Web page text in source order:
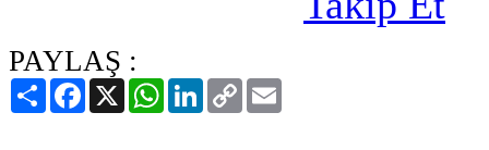
PAYLAŞ :
PaylaşFacebook
X WhatsAppLinkedIn
Copy
Link